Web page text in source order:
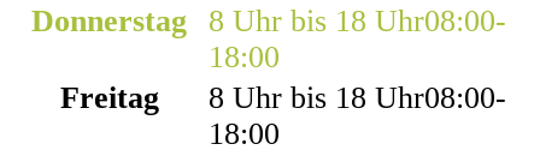
Donnerstag
8 Uhr bis 18 Uhr08:00-
18:00
Freitag
8 Uhr bis 18 Uhr08:00-
18:00